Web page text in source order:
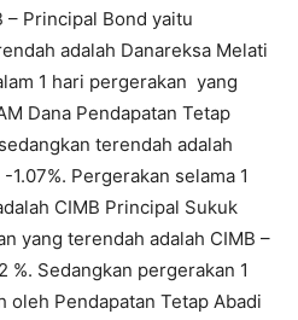
– Principal Bond yaitu
adalah Danareksa Melati
1 hari pergerakan yang
Dana Pendapatan Tetap
terendah adalah
Pergerakan selama 1
CIMB Principal Sukuk
yang terendah adalah CIMB –
%. Sedangkan pergerakan 1
Pendapatan Tetap Abadi